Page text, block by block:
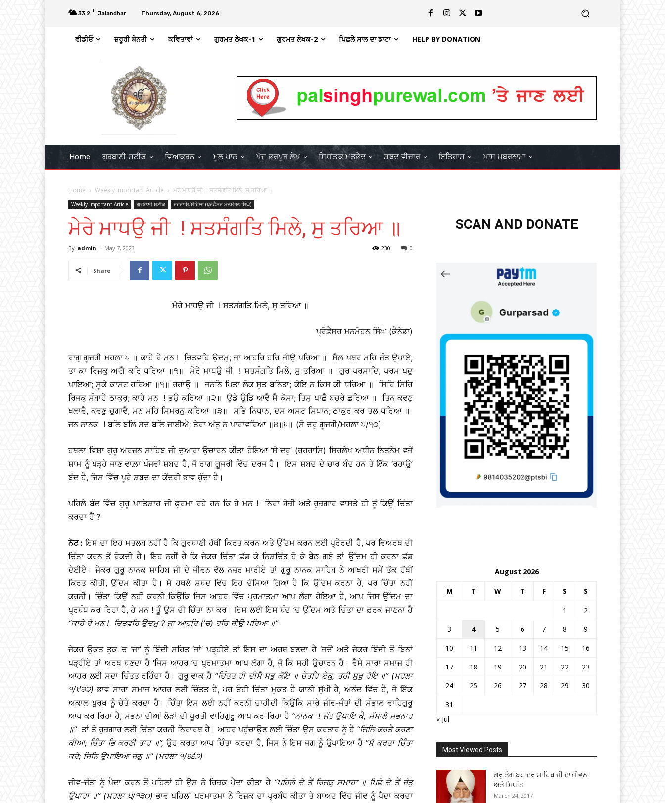
33.2 C Jalandhar Thursday, August 6, 2026
ਵੀਡੀਓ ਜ਼ਰੂਰੀ ਬੇਨਤੀ ਕਵਿਤਾਵਾਂ ਗੁਰਮਤ ਲੇਖਕ-1 ਗੁਰਮਤ ਲੇਖਕ-2 ਪਿਛਲੇ ਸਾਲ ਦਾ ਡਾਟਾ HELP BY DONATION
Home ਗੁਰਬਾਣੀ ਸਟੀਕ ਵਿਆਕਰਨ ਮੂਲ ਪਾਠ ਖੋਜ ਭਰਪੂਰ ਲੇਖ ਸਿਧਾਂਤਕ ਮਤਭੇਦ ਸ਼ਬਦ ਵੀਚਾਰ ਇਤਿਹਾਸ ਖ਼ਾਸ ਖ਼ਬਰਨਾਮਾ
Home Weekly important Article ਮੇਰੇ ਮਾਧਉ ਜੀ ! ਸਤਸੰਗਤਿ ਮਿਲੇ, ਸੁ ਤਰਿਆ ॥
Weekly important Article ਗੁਰਬਾਣੀ ਸਟੀਕ ਰਹਰਾਸਿ/ਸੋਹਿਲਾ (ਪ੍ਰੋਫ਼ੈਸਰ ਮਨਮੋਹਨ ਸਿੰਘ)
ਮੇਰੇ ਮਾਧਉ ਜੀ ! ਸਤਸੰਗਤਿ ਮਿਲੇ, ਸੁ ਤਰਿਆ ॥
By admin - May 7, 2023 0
230
Share
ਮੇਰੇ ਮਾਧਉ ਜੀ ! ਸਤਸੰਗਤਿ ਮਿਲੇ, ਸੁ ਤਰਿਆ ॥
ਪ੍ਰੋਫ਼ੈਸਰ ਮਨਮੋਹਨ ਸਿੰਘ (ਕੈਨੇਡਾ)
ਰਾਗੁ ਗੂਜਰੀ ਮਹਲਾ ੫ ॥ ਕਾਹੇ ਰੇ ਮਨ ! ਚਿਤਵਹਿ ਉਦਮੁ; ਜਾ ਆਹਰਿ ਹਰਿ ਜੀਉ ਪਰਿਆ ॥ ਸੈਲ ਪਥਰ ਮਹਿ ਜੰਤ ਉਪਾਏ;
ਤਾ ਕਾ ਰਿਜਕੁ ਆਗੈ ਕਰਿ ਧਰਿਆ ॥੧॥ ਮੇਰੇ ਮਾਧਉ ਜੀ ! ਸਤਸੰਗਤਿ ਮਿਲੇ, ਸੁ ਤਰਿਆ ॥ ਗੁਰ ਪਰਸਾਦਿ, ਪਰਮ ਪਦੁ
ਪਾਇਆ; ਸੂਕੇ ਕਾਸਟ ਹਰਿਆ ॥੧॥ ਰਹਾਉ ॥ ਜਨਨਿ ਪਿਤਾ ਲੋਕ ਸੁਤ ਬਨਿਤਾ; ਕੋਇ ਨ ਕਿਸ ਕੀ ਧਰਿਆ ॥ ਸਿਰਿ ਸਿਰਿ
ਰਿਜਕੁ ਸੰਬਾਹੇ ਠਾਕੁਰੁ; ਕਾਹੇ ਮਨ ! ਭਉ ਕਰਿਆ ॥੨॥ ਊਡੇ ਊਡਿ ਆਵੈ ਸੈ ਕੋਸਾ; ਤਿਸੁ ਪਾਛੈ ਬਚਰੇ ਛਰਿਆ ॥ ਤਿਨ ਕਵਣੁ
ਖਲਾਵੈ, ਕਵਣੁ ਚੁਗਾਵੈ, ਮਨ ਮਹਿ ਸਿਮਰਨੁ ਕਰਿਆ ॥੩॥ ਸਭਿ ਨਿਧਾਨ, ਦਸ ਅਸਟ ਸਿਧਾਨ; ਠਾਕੁਰ ਕਰ ਤਲ ਧਰਿਆ ॥
ਜਨ ਨਾਨਕ ! ਬਲਿ ਬਲਿ ਸਦ ਬਲਿ ਜਾਈਐ; ਤੇਰਾ ਅੰਤੁ ਨ ਪਾਰਾਵਰਿਆ ॥੪॥੫॥ (ਸੋ ਦਰੁ ਗੂਜਰੀ/ਮਹਲਾ ੫/੧੦)
ਹਥਲਾ ਵਿਸ਼ਾ ਗੁਰੂ ਅਰਜਨ ਸਾਹਿਬ ਜੀ ਦੁਆਰਾ ਉਚਾਰਨ ਕੀਤਾ ਹੋਇਆ ‘ਸੋ ਦਰੁ’ (ਰਹਰਾਸਿ) ਸਿਰਲੇਖ ਅਧੀਨ ਨਿਤਨੇਮ ਵਜੋਂ
ਸ਼ਾਮ ਨੂੰ ਪੜ੍ਹੇ ਜਾਣ ਵਾਲ਼ਾ ਪੰਜਵਾਂ ਸ਼ਬਦ ਹੈ, ਜੋ ਰਾਗ ਗੂਜਰੀ ਵਿੱਚ ਦਰਜ ਹੈ। ਇਸ ਸ਼ਬਦ ਦੇ ਚਾਰ ਬੰਦ ਹਨ ਤੇ ਇੱਕ ‘ਰਹਾਉ’
ਬੰਦ ਹੈ, ਜਿਸ ਵਿੱਚ ਪੂਰੇ ਸ਼ਬਦ ਦਾ ਕੇਂਦਰੀ ਭਾਵ ਹੁੰਦਾ ਹੈ।
ਪਹਿਲੇ ਬੰਦ ਵਿੱਚ ਗੁਰੂ ਪਾਤਿਸ਼ਾਹ ਜੀ ਫ਼ੁਰਮਾ ਰਹੇ ਹਨ ਕਿ ਹੇ ਮਨ ! ਨਿਰਾ ਰੋਜ਼ੀ ਅਤੇ ਰੁਜ਼ਗਾਰ ਵਾਸਤੇ ਹੀ ਤੂੰ ਕਿਉਂ ਚਿੰਤਾ
ਕਰਦਾ ਹੈਂ ?
ਨੋਟ: ਇਸ ਦਾ ਇਹ ਮਤਲਬ ਨਹੀਂ ਹੈ ਕਿ ਗੁਰਬਾਣੀ ਹੱਥੀਂ ਕਿਰਤ ਕਰਨ ਅਤੇ ਉੱਦਮ ਕਰਨ ਲਈ ਪ੍ਰੇਰਦੀ ਹੈ, ਪਰ ਵਿਅਰਥ ਦੀ
ਚਿੰਤਾ ਕਰਨ ਤੋਂ ਰੋਕਦੀ ਹੈ। ਇਹ ਨਹੀਂ ਹੈ ਕਿ ਜੇਕਰ ਚਿੰਤਾ ਛੱਡ ਕੇ ਨਿਸ਼ਚਿੰਤ ਹੋ ਕੇ ਬੈਠ ਗਏ ਤਾਂ ਉੱਦਮ ਹੀ ਕਰਨਾ ਛੱਡ
ਦੇਈਏ। ਜੇਕਰ ਗੁਰੂ ਨਾਨਕ ਸਾਹਿਬ ਜੀ ਦੇ ਜੀਵਨ ਵੱਲ ਨਜ਼ਰ ਮਾਰੀਏ ਤਾਂ ਗੁਰੂ ਨਾਨਕ ਸਾਹਿਬ ਨੇ ਆਖਰੀ ਸਮੇਂ ਤੱਕ ਹੱਥੀਂ
ਕਿਰਤ ਕੀਤੀ, ਉੱਦਮ ਕੀਤਾ ਹੈ। ਸੋ ਹਥਲੇ ਸ਼ਬਦ ਵਿੱਚ ਇਹ ਦੱਸਿਆ ਗਿਆ ਹੈ ਕਿ ਉੱਦਮ ਕਰਨਾ ਹੈ, ਪਰ ਚਿੰਤਾ ਨਹੀਂ
ਕਰਨੀ। ਚਿੰਤਾ ਕਿਉਂ ਨਹੀਂ ਕਰਨੀ ਕਿਉਂਕਿ ਜਿਸ ਆਹਰ ਵਿੱਚ ਪ੍ਰਮਾਤਮਾ ਆਪ ਲੱਗਾ ਹੋਇਆ ਹੈ, ਆਪ ਜਿਸ ਉੱਦਮ ਦਾ
ਪ੍ਰਬੰਧ ਕਰ ਰਿਹਾ ਹੈ, ਹੇ ਮਨ ! ਤੂੰ ਉਸ ਦੀ ਚਿੰਤਾ ਨਾ ਕਰ। ਇਸ ਲਈ ਇਸ ਬੰਦ ’ਚ ਉੱਦਮ ਅਤੇ ਚਿੰਤਾ ਦਾ ਫ਼ਰਕ ਜਾਣਨਾ ਹੈ
‘‘ਕਾਹੇ ਰੇ ਮਨ! ਚਿਤਵਹਿ ਉਦਮੁ? ਜਾ ਆਹਰਿ(’ਚ) ਹਰਿ ਜੀਉ ਪਰਿਆ ॥’’
ਜੇਕਰ ਉਕਤ ਤੁਕ ’ਚ ‘ਜਾ’ ਨੂੰ ਬਿੰਦੀ ਸਹਿਤ ‘ਜਾਂ’ ਪੜ੍ਹੀਏ ਤਾਂ ਇਸ ਦਾ ਅਰਥ ਬਣਦਾ ਹੈ ‘ਜਦੋਂ’ ਅਤੇ ਜੇਕਰ ਬਿੰਦੀ ਤੋਂ ਬਿਨਾਂ
ਪੜ੍ਹੀਏ ਤਾਂ ਅਰਥ ਬਣਦਾ ਹੈ ‘ਜਿਸ ਆਹਰ ’ਚ ਪ੍ਰਮਾਤਮਾ ਆਪ ਲੱਗਾ ਹੈ, ਜੋ ਕਿ ਸਹੀ ਉਚਾਰਨ ਹੈ। ਵੈਸੇ ਸਾਰਾ ਸਮਾਜ ਹੀ
ਆਹਰ ਲਈ ਸਦਾ ਚਿੰਤਤ ਰਹਿੰਦਾ ਹੈ। ਗੁਰੂ ਵਾਕ ਹੈ ‘‘ਚਿੰਤਤ ਹੀ ਦੀਸੈ ਸਭੁ ਕੋਇ ॥ ਚੇਤਹਿ ਏਕੁ, ਤਹੀ ਸੁਖੁ ਹੋਇ ॥’’ (ਮਹਲਾ
੧/੯੩੨) ਭਾਵ ਸਾਰਾ ਸਮਾਜ ਆਹਰ ਲਈ ਚਿੰਤਤ ਹੈ, ਪਰ ਓਹੀ ਚਿੰਤਾ ਮੁਕਤ ਹੈ ਯਾਨੀ ਸੁੱਖੀ ਹੈ, ਅਨੰਦ ਵਿੱਚ ਹੈ, ਜੋ ਇੱਕ
ਅਕਾਲ ਪੁਰਖ ਨੂੰ ਚੇਤੇ ਕਰਦਾ ਹੈ। ਚਿੰਤਾ ਇਸ ਲਈ ਨਹੀਂ ਕਰਨੀ ਚਾਹੀਦੀ ਕਿਉਂਕਿ ਸਾਰੇ ਜੀਵ-ਜੰਤਾਂ ਦੀ ਸੰਭਾਲ ਵਾਹਿਗੁਰੂ
ਆਪ ਕਰ ਰਿਹਾ ਹੈ, ਸਭਨਾ ਦੀਆਂ ਲੋੜਾਂ ਦੀ ਪੂਰਤੀ ਵਾਹਿਗੁਰੂ ਆਪ ਕਰ ਰਿਹਾ ਹੈ ‘‘ਨਾਨਕ ! ਜੰਤ ਉਪਾਇ ਕੈ, ਸੰਮਾਲੇ ਸਭਨਾਹ
॥’’ ਤਾਂ ਤੇ ਰੁਜ਼ਗਾਰ ਲਈ ਚਿੰਤਾ ਕਰਨੀ ਨਿਰਾਰਥ ਹੈ। ਆਹਰ ਪਹੁੰਚਾਉਣ ਲਈ ਚਿੰਤਾ ਉਸ ਕਰਤਾਰ ਨੂੰ ਹੈ ‘‘ਜਿਨਿ ਕਰਤੈ ਕਰਣਾ
ਕੀਆ; ਚਿੰਤਾ ਭਿ ਕਰਣੀ ਤਾਹ ॥’’, ਉਹ ਕਰਤਾ ਆਪ ਚਿੰਤਾ ਕਰਦਾ ਹੈ, ਜਿਸ ਨੇ ਇਸ ਜਗ ਨੂੰ ਉਪਾਇਆ ਹੈ ‘‘ਸੋ ਕਰਤਾ ਚਿੰਤਾ
ਕਰੇ; ਜਿਨਿ ਉਪਾਇਆ ਜਗੁ ॥’’ (ਮਹਲਾ ੧/੪੬੭)
ਜੀਵ-ਜੰਤਾਂ ਨੂੰ ਪੈਦਾ ਕਰਨ ਤੋਂ ਪਹਿਲਾਂ ਹੀ ਉਸ ਨੇ ਰਿਜ਼ਕ ਪੈਦਾ ਕੀਤਾ ਹੈ ‘‘ਪਹਿਲੋ ਦੇ ਤੈਂ ਰਿਜਕੁ ਸਮਾਹਾ ॥ ਪਿਛੋ ਦੇ ਤੈਂ ਜੰਤੁ
ਉਪਾਹਾ ॥’’ (ਮਹਲਾ ੫/੧੩੦) ਭਾਵ ਪਹਿਲਾਂ ਪਰਮਾਤਮਾ ਨੇ ਰਿਜ਼ਕ ਦਾ ਪ੍ਰਬੰਧ ਕੀਤਾ ਤੇ ਬਾਅਦ ਵਿੱਚ ਜੀਵ ਨੂੰ ਪੈਦਾ ਕਰਦਾ
SCAN AND DONATE
August 2026
M T W T F S S
1
2
3
4 5 6 7 8
9
10
11 12 13 14 15
16
17
18 19 20 21 22
23
24
25 26 27 28 29
30
31
« Jul
Most Viewed Posts
ਗੁਰੂ ਤੇਗ ਬਹਾਦਰ ਸਾਹਿਬ ਜੀ ਦਾ ਜੀਵਨ
ਅਤੇ ਸਿਧਾਂਤ
March 24, 2017